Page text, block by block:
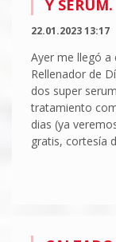
Y SERUM.
22.01.2023 13:17
Ayer me llegó a
Rellenador de
dos super
tratamiento
dias (ya
gratis, cortesía